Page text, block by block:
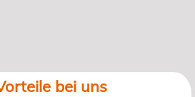
bei uns